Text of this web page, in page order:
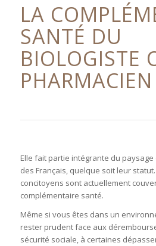
LA
SANTÉ DU
BIOLOGISTE
PHARMACIEN
Elle fait partie intégrante du
des Français, quelque soit leur
concitoyens sont actuellement
complémentaire santé.
Même si vous êtes dans un
rester prudent face aux
sécurité sociale, à certaines